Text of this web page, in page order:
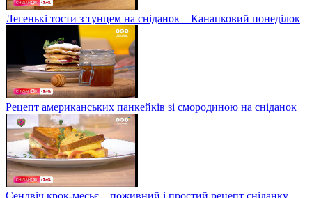
Легенькі тости з тунцем на сніданок – Канапковий понеділок
Рецепт американських панкейків зі смородиною на сніданок
Сендвіч крок-месьє – поживний і простий рецепт сніданку